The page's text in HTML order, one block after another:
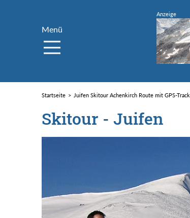
Menü
Startseite Juifen Skitour Achenkirch Route mit GPS-Track
Skitour - Juifen